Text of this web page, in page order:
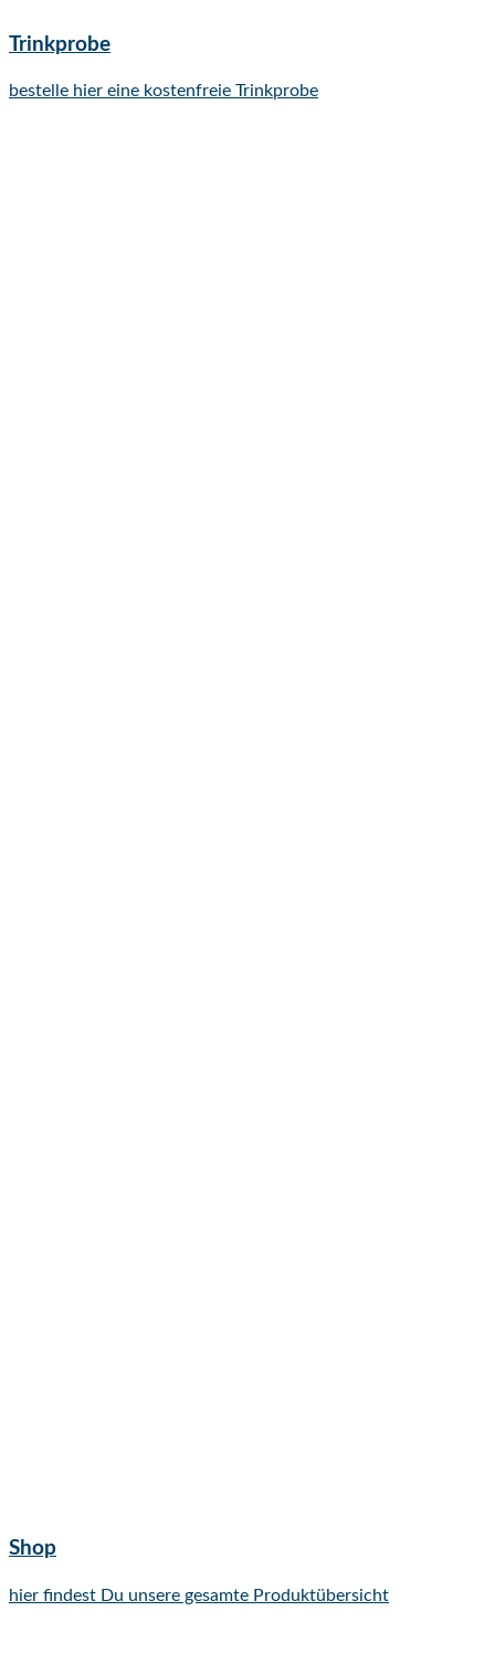
Trinkprobe
bestelle hier eine kostenfreie Trinkprobe
Shop
hier findest Du unsere gesamte Produktübersicht